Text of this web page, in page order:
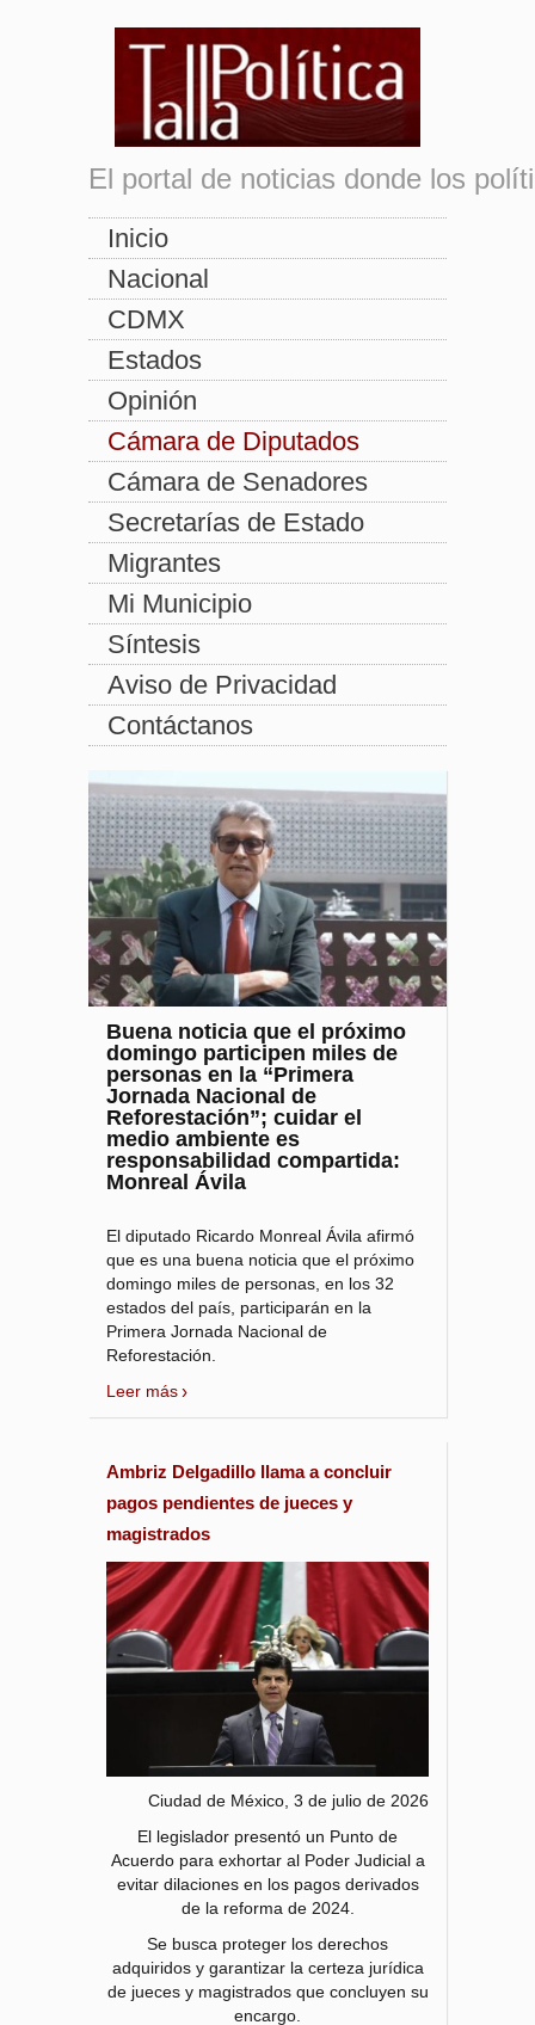
El portal de noticias donde los
Inicio
Nacional
CDMX
Estados
Opinión
Cámara de Diputados
Cámara de Senadores
Secretarías de Estado
Migrantes
Mi Municipio
Síntesis
Aviso de Privacidad
Contáctanos
Buena noticia que el próximo
domingo participen miles de
personas en la “Primera
Jornada Nacional de
Reforestación”; cuidar el
medio ambiente es
responsabilidad compartida:
Monreal Ávila
El diputado Ricardo Monreal Ávila afirmó
que es una buena noticia que el próximo
domingo miles de personas, en los 32
estados del país, participarán en la
Primera Jornada Nacional de
Reforestación.
Leer más
Ambriz Delgadillo llama a concluir
pagos pendientes de jueces y
magistrados
Ciudad de México, 3 de julio de 2026
El legislador presentó un Punto de
Acuerdo para exhortar al Poder Judicial a
evitar dilaciones en los pagos derivados
de la reforma de 2024.
Se busca proteger los derechos
adquiridos y garantizar la certeza jurídica
de jueces y magistrados que concluyen su
encargo.